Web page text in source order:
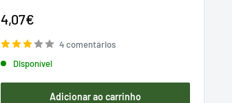
Preço
venda
4,07€
4 comentários
Disponível
Adicionar ao carrinho